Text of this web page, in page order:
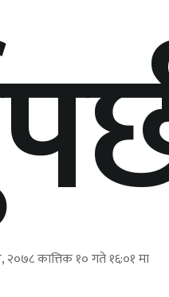
२०७८ कात्तिक १० गते १६:०१ मा